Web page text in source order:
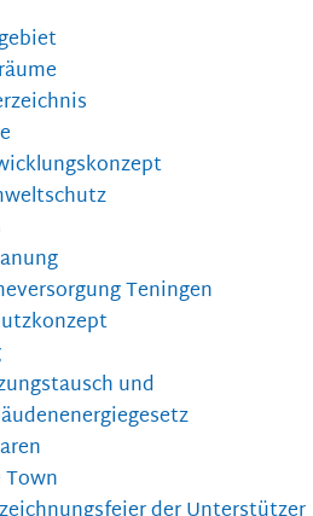
Teningen
und